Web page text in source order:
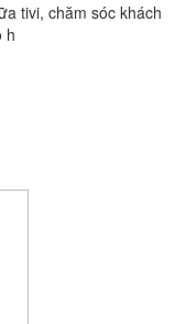
tivi, chăm sóc khách
h